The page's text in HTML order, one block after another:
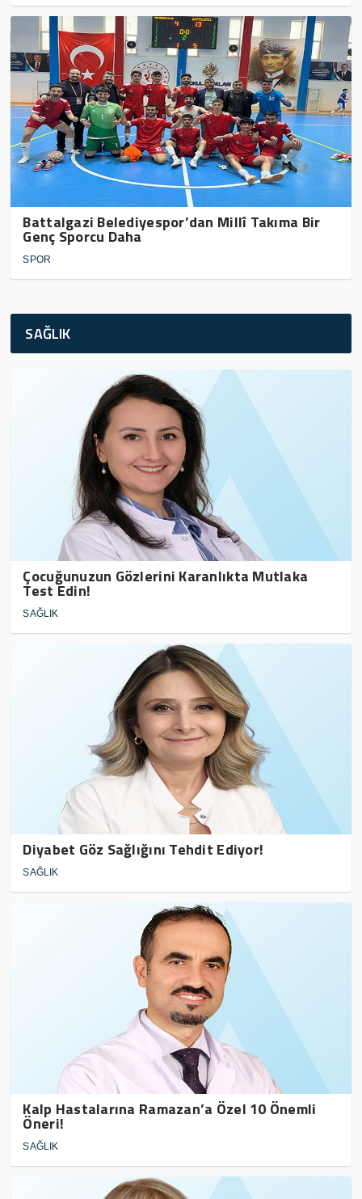
Battalgazi Belediyespor’dan Millî Takıma Bir
Genç Sporcu Daha
SPOR
SAĞLIK
Çocuğunuzun Gözlerini Karanlıkta Mutlaka
Test Edin!
SAĞLIK
Diyabet Göz Sağlığını Tehdit Ediyor!
SAĞLIK
Kalp Hastalarına Ramazan’a Özel 10 Önemli
Öneri!
SAĞLIK